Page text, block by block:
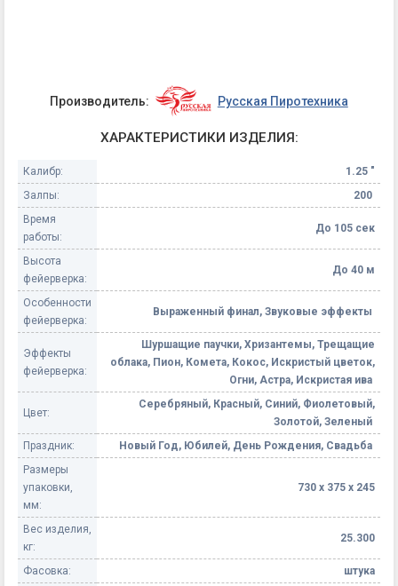
Производитель: Русская Пиротехника
ХАРАКТЕРИСТИКИ ИЗДЕЛИЯ:
Калибр:
1.25 "
Залпы:
200
Время
работы:
До 105 сек
Высота
фейерверка:
До 40 м
Особенности
фейерверка:
Выраженный финал, Звуковые эффекты
Эффекты
фейерверка:
Шуршащие паучки, Хризантемы, Трещащие
облака, Пион, Комета, Кокос, Искристый цветок,
Огни, Астра, Искристая ива
Цвет:
Серебряный, Красный, Синий, Фиолетовый,
Золотой, Зеленый
Праздник:
Новый Год, Юбилей, День Рождения, Свадьба
Размеры
упаковки,
мм:
730 х 375 х 245
Вес изделия,
кг:
25.300
Фасовка: штука